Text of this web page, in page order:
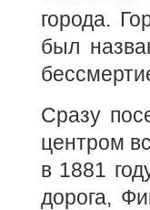
города.
был
Сразу
центром
в 1881
дорога,